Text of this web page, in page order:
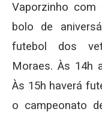
Vaporzinho
bolo de
futebol dos
Moraes. Às 14h
Às 15h haverá
o campeonato